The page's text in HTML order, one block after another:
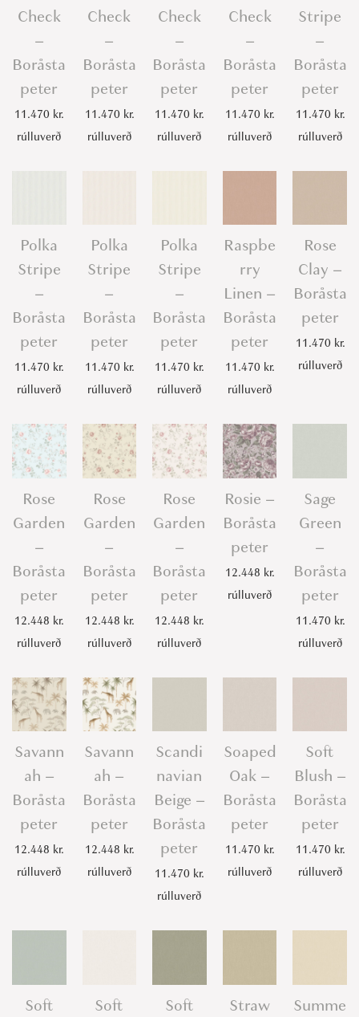
Check
–
Boråsta
peter
11.470 kr.
rúlluverð
Check
–
Boråsta
peter
11.470 kr.
rúlluverð
Check
–
Boråsta
peter
11.470 kr.
rúlluverð
Check
–
Boråsta
peter
11.470 kr.
rúlluverð
Stripe
–
Boråsta
peter
11.470 kr.
rúlluverð
Polka
Stripe
–
Boråsta
peter
11.470 kr.
rúlluverð
Polka
Stripe
–
Boråsta
peter
11.470 kr.
rúlluverð
Polka
Stripe
–
Boråsta
peter
11.470 kr.
rúlluverð
Raspbe
rry
Linen –
Boråsta
peter
11.470 kr.
rúlluverð
Rose
Clay –
Boråsta
peter
11.470 kr.
rúlluverð
Rose
Garden
–
Boråsta
peter
12.448 kr.
rúlluverð
Rose
Garden
–
Boråsta
peter
12.448 kr.
rúlluverð
Rose
Garden
–
Boråsta
peter
12.448 kr.
rúlluverð
Rosie –
Boråsta
peter
12.448 kr.
rúlluverð
Sage
Green
–
Boråsta
peter
11.470 kr.
rúlluverð
Savann
ah –
Boråsta
peter
12.448 kr.
rúlluverð
Savann
ah –
Boråsta
peter
12.448 kr.
rúlluverð
Scandi
navian
Beige –
Boråsta
peter
11.470 kr.
rúlluverð
Soaped
Oak –
Boråsta
peter
11.470 kr.
rúlluverð
Soft
Blush –
Boråsta
peter
11.470 kr.
rúlluverð
Soft
Soft
Soft
Straw
Summe